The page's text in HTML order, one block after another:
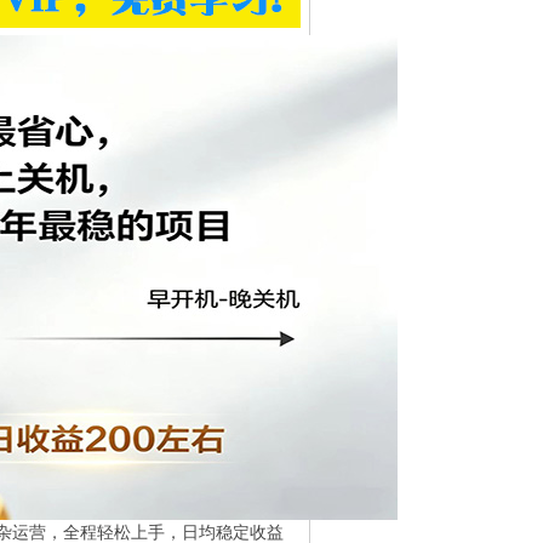
运营，全程轻松上手，日均稳定收益